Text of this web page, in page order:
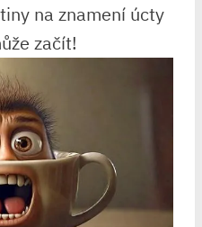
‍na‌ znamení úcty
začít!